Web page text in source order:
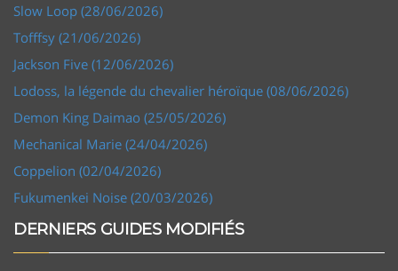
Slow Loop (28/06/2026)
Tofffsy (21/06/2026)
Jackson Five (12/06/2026)
Lodoss, la légende du chevalier héroïque (08/06/2026)
Demon King Daimao (25/05/2026)
Mechanical Marie (24/04/2026)
Coppelion (02/04/2026)
Fukumenkei Noise (20/03/2026)
DERNIERS GUIDES MODIFIÉS